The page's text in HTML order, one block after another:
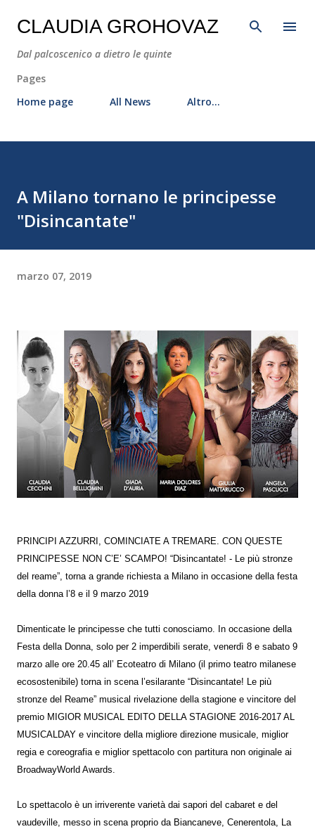
Passa ai contenuti principali
CLAUDIA GROHOVAZ
Dal palcoscenico a dietro le quinte
Pages
Home page
All News Altro…
A Milano tornano le principesse
"Disincantate"
marzo 07, 2019
PRINCIPI AZZURRI, COMINCIATE A TREMARE. CON QUESTE
PRINCIPESSE NON C’E’ SCAMPO! “Disincantate! - Le più stronze
del reame”, torna a grande richiesta a Milano in occasione della festa
della donna l’8 e il 9 marzo 2019
Dimenticate le principesse che tutti conosciamo. In occasione della
Festa della Donna, solo per 2 imperdibili serate, venerdì 8 e sabato 9
marzo alle ore 20.45 all’ Ecoteatro di Milano (il primo teatro milanese
ecosostenibile) torna in scena l’esilarante “Disincantate! Le più
stronze del Reame” musical rivelazione della stagione e vincitore del
premio MIGIOR MUSICAL EDITO DELLA STAGIONE 2016-2017 AL
MUSICALDAY e vincitore della migliore direzione musicale, miglior
regia e coreografia e miglior spettacolo con partitura non originale ai
BroadwayWorld Awards.
Lo spettacolo è un irriverente varietà dai sapori del cabaret e del
vaudeville, messo in scena proprio da Biancaneve, Cenerentola, La